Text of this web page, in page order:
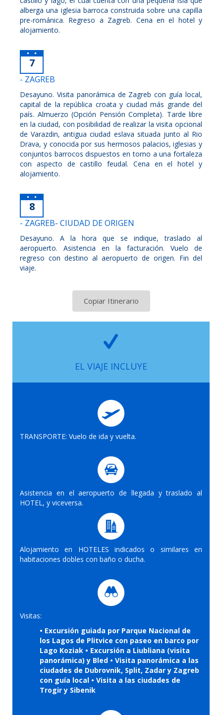
alberga una iglesia barroca construida sobre una capilla
pre-románica. Regreso a Zagreb. Cena en el hotel y
alojamiento.
7
- ZAGREB
Desayuno. Visita panorámica de Zagreb con guía local,
capital de la república croata y ciudad más grande del
país. Almuerzo (Opción Pensión Completa). Tarde libre
en la ciudad, con posibilidad de realizar la visita opcional
de Varazdin, antigua ciudad eslava situada junto al Rio
Drava, y conocida por sus hermosos palacios, iglesias y
conjuntos barrocos dispuestos en torno a una fortaleza
con aspecto de castillo feudal. Cena en el hotel y
alojamiento.
8
- ZAGREB- CIUDAD DE ORIGEN
Desayuno. A la hora que se indique, traslado al
aeropuerto. Asistencia en la facturación. Vuelo de
regreso con destino al aeropuerto de origen. Fin del
viaje.
Copiar Itinerario
EL VIAJE INCLUYE
TRANSPORTE: Vuelo de ida y vuelta.
Asistencia en el aeropuerto de llegada y traslado al
HOTEL, y viceversa.
Alojamiento en HOTELES indicados o similares en
habitaciones dobles con baño o ducha.
Visitas:
• Excursión guiada por Parque Nacional de
los Lagos de Plitvice con paseo en barco por
Lago Koziak • Excursión a Liubliana (visita
panorámica) y Bled • Visita panorámica a las
ciudades de Dubrovnik, Split, Zadar y Zagreb
con guía local • Visita a las ciudades de
Trogir y Sibenik